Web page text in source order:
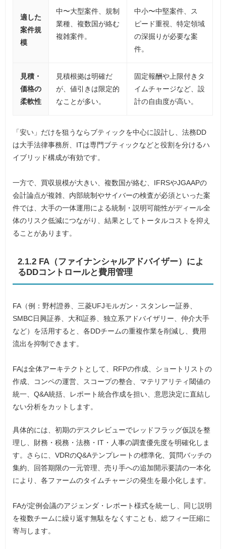
適した
案件規
模
中〜大型案件、規制
業種、複数国が絡む
複雑案件。
中小〜中堅案件、ス
ピード重視、特定領域
の深掘りが必要な案
件。
見積・
価格の
柔軟性
見積根拠は明確だ
が、値引きは限定的
なことが多い。
固定報酬や上限付きタ
イムチャージなど、設
計の自由度が高い。
「安い」だけを狙うならブティックを中心に設計し、法務DD
は大手法律事務所、ITは専門ブティックなどと役割を分けるハ
イブリッド構成が有効です。
一方で、買収規模が大きい、複数国が絡む、IFRSやJGAAPの
会計論点が複雑、内部統制やサイバーの検査が必須といった案
件では、大手の一体運用による統制・説明可能性がディール全
体のリスク低減につながり、結果としてトータルコストを抑え
ることがあります。
2.1.2 FA（ファイナンシャルアドバイザー）によ
るDDコントロールと費用管理
FA（例：野村證券、三菱UFJモルガン・スタンレー証券、
SMBC日興証券、大和証券、独立系アドバイザリー、仲介大手
など）を活用すると、各DDチームの重複作業を削減し、費用
流出を抑制できます。
FAは全体アーキテクトとして、RFPの作成、ショートリストの
作成、コンペの運営、スコープの整合、マテリアリティ閾値の
統一、Q&A統括、レポート統合作成を担い、意思決定に直結し
ない分析をカットします。
具体的には、初期のデスクレビューでレッドフラッグ仮説を整
理し、財務・税務・法務・IT・人事の調査優先度を明確化しま
す。さらに、VDRのQ&Aテンプレートの標準化、質問バッチの
集約、回答期限の一元管理、売り手への追加開示要請の一本化
により、各ファームのタイムチャージの発生を最小化します。
FAが定例会議のアジェンダ・レポート様式を統一し、同じ説明
を複数チームに繰り返す無駄をなくすことも、総フィー圧縮に
寄与します。